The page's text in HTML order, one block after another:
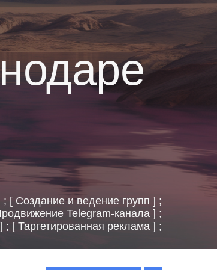
[ Создание и ведение групп ] ;
Telegram-канала ] ;
; [ Таргетированная реклама ] ;